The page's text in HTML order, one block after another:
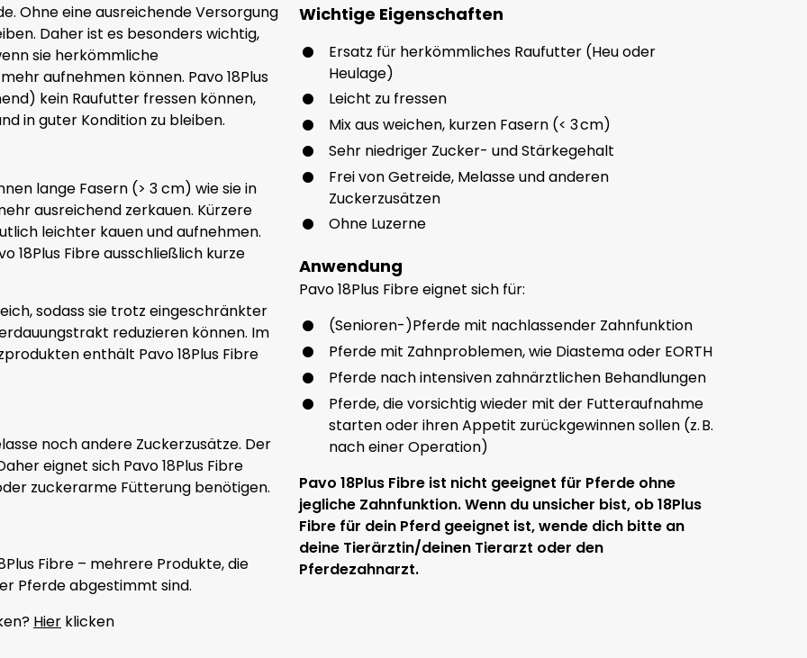
Ohne eine ausreichende Versorgung
Daher ist es besonders wichtig,
sie herkömmliche
aufnehmen können. Pavo 18Plus
kein Raufutter fressen können,
in guter Kondition zu bleiben.
lange Fasern (> 3 cm) wie sie in
ausreichend zerkauen. Kürzere
leichter kauen und aufnehmen.
18Plus Fibre ausschließlich kurze
sodass sie trotz eingeschränkter
reduzieren können. Im
enthält Pavo 18Plus Fibre
noch andere Zuckerzusätze. Der
eignet sich Pavo 18Plus Fibre
zuckerarme Fütterung benötigen.
Fibre – mehrere Produkte, die
Pferde abgestimmt sind.
Hier klicken
Wichtige Eigenschaften
Ersatz für herkömmliches Raufutter (Heu oder
Heulage)
Leicht zu fressen
Mix aus weichen, kurzen Fasern (< 3 cm)
Sehr niedriger Zucker- und Stärkegehalt
Frei von Getreide, Melasse und anderen
Zuckerzusätzen
Ohne Luzerne
Anwendung
Pavo 18Plus Fibre eignet sich für:
(Senioren-)Pferde mit nachlassender Zahnfunktion
Pferde mit Zahnproblemen, wie Diastema oder EORTH
Pferde nach intensiven zahnärztlichen Behandlungen
Pferde, die vorsichtig wieder mit der Futteraufnahme
starten oder ihren Appetit zurückgewinnen sollen (z. B.
nach einer Operation)
Pavo 18Plus Fibre ist nicht geeignet für Pferde ohne
jegliche Zahnfunktion. Wenn du unsicher bist, ob 18Plus
Fibre für dein Pferd geeignet ist, wende dich bitte an
deine Tierärztin/deinen Tierarzt oder den
Pferdezahnarzt.